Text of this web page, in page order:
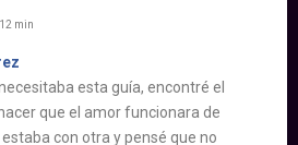
min
esta guía, encontré el
que el amor funcionara de
con otra y pensé que no